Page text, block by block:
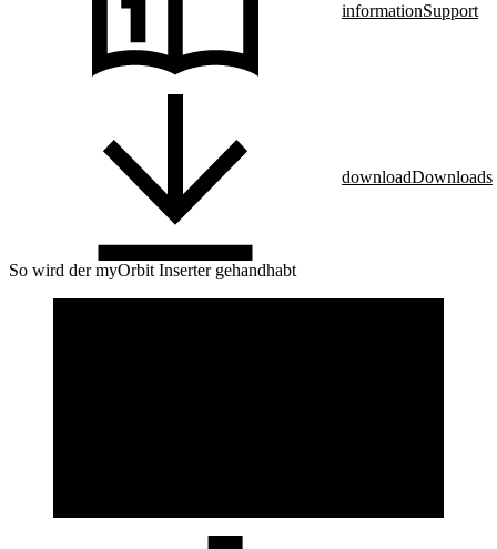
informationSupport
downloadDownloads
So wird der myOrbit Inserter gehandhabt